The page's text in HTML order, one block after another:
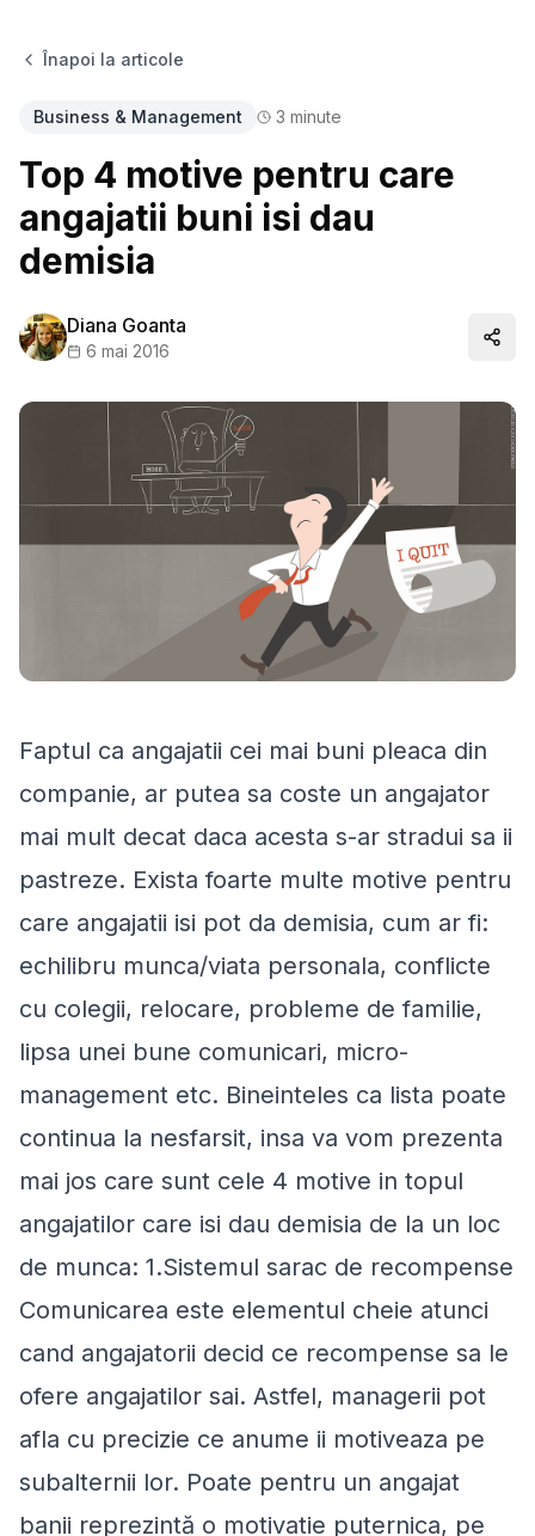
Înapoi la articole
Business & Management 3 minute
Top 4 motive pentru care
angajatii buni isi dau
demisia
Diana Goanta
6 mai 2016
Faptul ca angajatii cei mai buni pleaca din
companie, ar putea sa coste un angajator
mai mult decat daca acesta s-ar stradui sa ii
pastreze. Exista foarte multe motive pentru
care angajatii isi pot da demisia, cum ar fi:
echilibru munca/viata personala, conflicte
cu colegii, relocare, probleme de familie,
lipsa unei bune comunicari, micro-
management etc. Bineinteles ca lista poate
continua la nesfarsit, insa va vom prezenta
mai jos care sunt cele 4 motive in topul
angajatilor care isi dau demisia de la un loc
de munca: 1.Sistemul sarac de recompense
Comunicarea este elementul cheie atunci
cand angajatorii decid ce recompense sa le
ofere angajatilor sai. Astfel, managerii pot
afla cu precizie ce anume ii motiveaza pe
subalternii lor. Poate pentru un angajat
banii reprezintă o motivatie puternica, pe